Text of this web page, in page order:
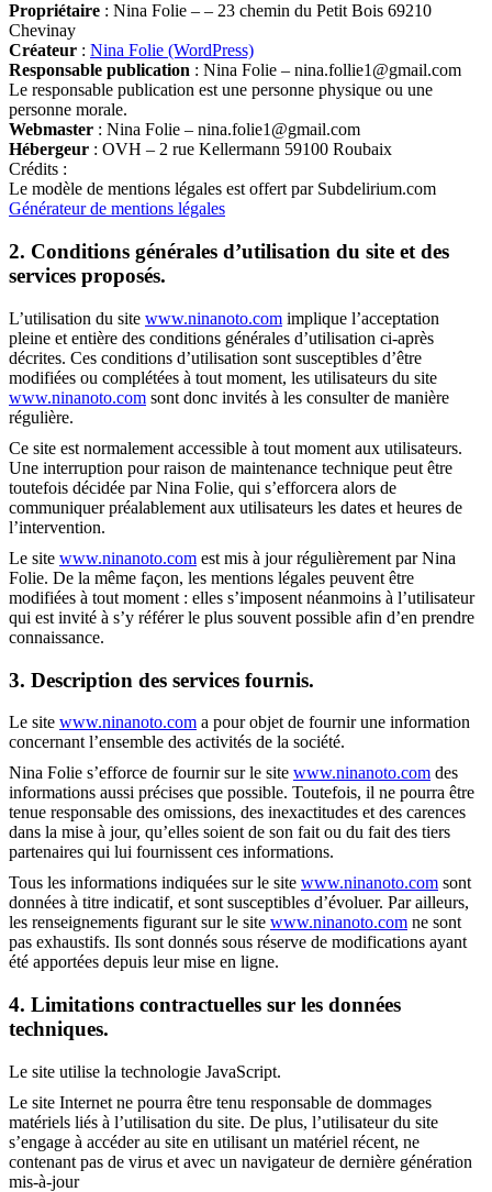
Propriétaire : Nina Folie – – 23 chemin du Petit Bois 69210
Chevinay
Créateur : Nina Folie (WordPress)
Responsable publication : Nina Folie – nina.follie1@gmail.com
Le responsable publication est une personne physique ou une
personne morale.
Webmaster : Nina Folie – nina.folie1@gmail.com
Hébergeur : OVH – 2 rue Kellermann 59100 Roubaix
Crédits :
Le modèle de mentions légales est offert par Subdelirium.com
Générateur de mentions légales
2. Conditions générales d’utilisation du site et des
services proposés.
L’utilisation du site www.ninanoto.com implique l’acceptation
pleine et entière des conditions générales d’utilisation ci-après
décrites. Ces conditions d’utilisation sont susceptibles d’être
modifiées ou complétées à tout moment, les utilisateurs du site
www.ninanoto.com sont donc invités à les consulter de manière
régulière.
Ce site est normalement accessible à tout moment aux utilisateurs.
Une interruption pour raison de maintenance technique peut être
toutefois décidée par Nina Folie, qui s’efforcera alors de
communiquer préalablement aux utilisateurs les dates et heures de
l’intervention.
Le site www.ninanoto.com est mis à jour régulièrement par Nina
Folie. De la même façon, les mentions légales peuvent être
modifiées à tout moment : elles s’imposent néanmoins à l’utilisateur
qui est invité à s’y référer le plus souvent possible afin d’en prendre
connaissance.
3. Description des services fournis.
Le site www.ninanoto.com a pour objet de fournir une information
concernant l’ensemble des activités de la société.
Nina Folie s’efforce de fournir sur le site www.ninanoto.com des
informations aussi précises que possible. Toutefois, il ne pourra être
tenue responsable des omissions, des inexactitudes et des carences
dans la mise à jour, qu’elles soient de son fait ou du fait des tiers
partenaires qui lui fournissent ces informations.
Tous les informations indiquées sur le site www.ninanoto.com sont
données à titre indicatif, et sont susceptibles d’évoluer. Par ailleurs,
les renseignements figurant sur le site www.ninanoto.com ne sont
pas exhaustifs. Ils sont donnés sous réserve de modifications ayant
été apportées depuis leur mise en ligne.
4. Limitations contractuelles sur les données
techniques.
Le site utilise la technologie JavaScript.
Le site Internet ne pourra être tenu responsable de dommages
matériels liés à l’utilisation du site. De plus, l’utilisateur du site
s’engage à accéder au site en utilisant un matériel récent, ne
contenant pas de virus et avec un navigateur de dernière génération
mis-à-jour